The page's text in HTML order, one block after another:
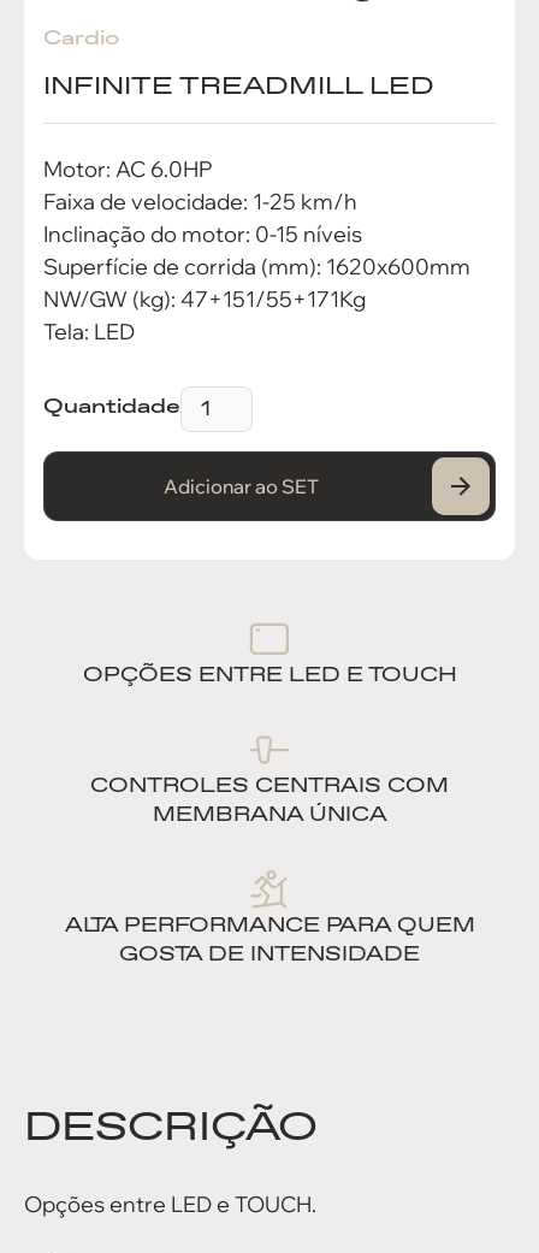
Cardio
INFINITE TREADMILL LED
Motor: AC 6.0HP
Faixa de velocidade: 1-25 km/h
Inclinação do motor: 0-15 níveis
Superfície de corrida (mm): 1620x600mm
NW/GW (kg): 47+151/55+171Kg
Tela: LED
Quantidade
Adicionar ao SET
OPÇÕES ENTRE LED E TOUCH
CONTROLES CENTRAIS COM
MEMBRANA ÚNICA
ALTA PERFORMANCE PARA QUEM
GOSTA DE INTENSIDADE
DESCRIÇÃO
Opções entre LED e TOUCH.